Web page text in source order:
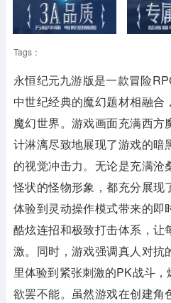
Tags：
永恒纪元九游版是一款冒险
中世纪经典的魔幻题材相融
魔幻世界。游戏画面充满西方
计淋漓尽致地展现了游戏的暗
的视觉冲击力。无论是充满
怪状的怪物形象，都充分展现
体验到灵动操作模式带来的即
酷炫连招和极致打击体系，让
激。同时，游戏强调真人对抗
里体验到紧张刺激的PK战斗
欲罢不能。虽然游戏在创建角